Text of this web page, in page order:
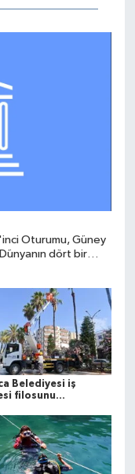
Oturumu, Güney
dört bir
Belediyesi iş
filosunu